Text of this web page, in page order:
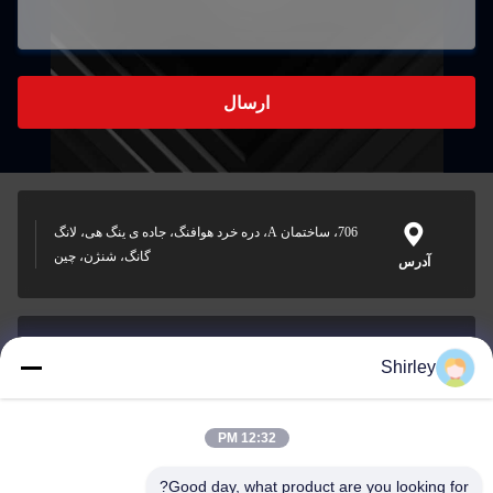
ارسال
آدرس
706، ساختمان A، دره خرد هوافنگ، جاده ی ینگ هی، لانگ
گانگ، شنژن، چین
Shirley
12:32 PM
Good day, what product are you looking for?